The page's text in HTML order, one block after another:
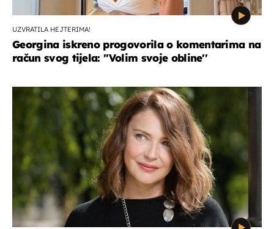
UZVRATILA HEJTERIMA!
Georgina iskreno progovorila o komentarima na
račun svog tijela: ''Volim svoje obline''